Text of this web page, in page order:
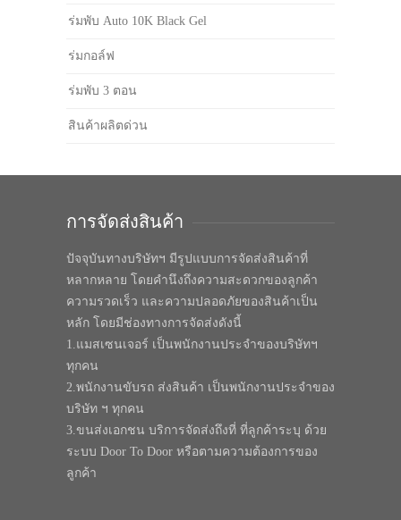
ร่มพับ Auto 10K Black Gel
ร่มกอล์ฟ
ร่มพับ 3 ตอน
สินค้าผลิตด่วน
การจัดส่งสินค้า
ปัจจุบันทางบริษัทฯ มีรูปแบบการจัดส่งสินค้าที่
หลากหลาย โดยคำนึงถึงความสะดวกของลูกค้า
ความรวดเร็ว และความปลอดภัยของสินค้าเป็น
หลัก โดยมีช่องทางการจัดส่งดังนี้
1.แมสเซนเจอร์ เป็นพนักงานประจำของบริษัทฯ
ทุกคน
2.พนักงานขับรถ ส่งสินค้า เป็นพนักงานประจำของ
บริษัท ฯ ทุกคน
3.ขนส่งเอกชน บริการจัดส่งถึงที่ ที่ลูกค้าระบุ ด้วย
ระบบ Door To Door หรือตามความต้องการของ
ลูกค้า